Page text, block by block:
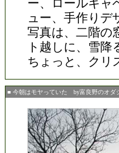
ー、ロールキャ
ュー、手作りデ
写真は、二階の
ト越しに、雪降
ちょっと、クリ
■ 今朝はモヤっていた by富良野のオダ